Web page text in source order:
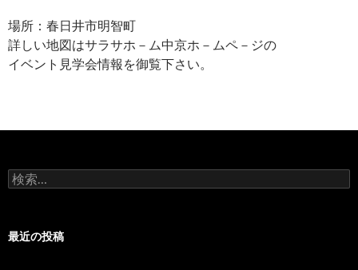
場所：春日井市明智町
詳しい地図はサラサホ－ム中京ホ－ムペ－ジの
イベント見学会情報を御覧下さい。
検
索:
最近の投稿